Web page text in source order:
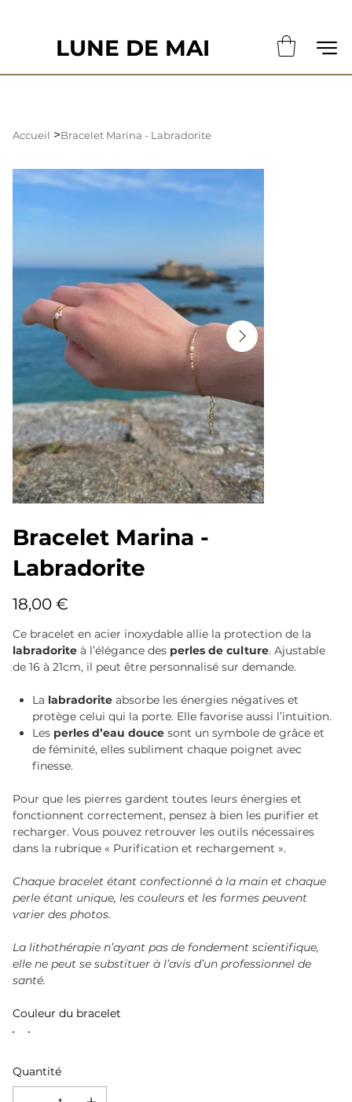
LUNE DE MAI
Accueil >Bracelet Marina - Labradorite
Bracelet Marina -
Labradorite
Prix
18,00 €
Ce bracelet en acier inoxydable allie la protection de la
labradorite à l’élégance des perles de culture. Ajustable
de 16 à 21cm, il peut être personnalisé sur demande.
La labradorite absorbe les énergies négatives et
protège celui qui la porte. Elle favorise aussi l’intuition.
Les perles d’eau douce sont un symbole de grâce et
de féminité, elles subliment chaque poignet avec
finesse.
Pour que les pierres gardent toutes leurs énergies et
fonctionnent correctement, pensez à bien les purifier et
recharger. Vous pouvez retrouver les outils nécessaires
dans la rubrique « Purification et rechargement ».
Chaque bracelet étant confectionné à la main et chaque
perle étant unique, les couleurs et les formes peuvent
varier des photos.
La lithothérapie n’ayant pas de fondement scientifique,
elle ne peut se substituer à l’avis d’un professionnel de
santé.
Couleur du bracelet
Quantité